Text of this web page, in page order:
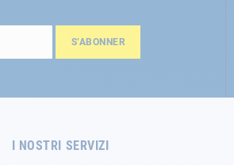
S’ABONNER
I NOSTRI SERVIZI